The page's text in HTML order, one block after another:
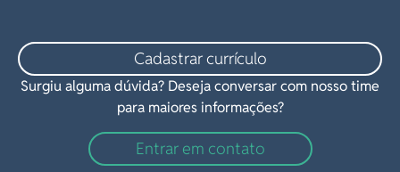
Cadastrar currículo
Surgiu alguma dúvida? Deseja conversar com nosso time
para maiores informações?
Entrar em contato